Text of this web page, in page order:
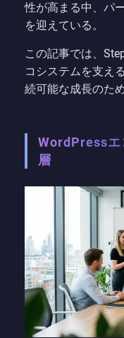
性が高まる中、パ
を迎えている。
この記事では、
コシステムを支え
続可能な成長のた
WordPressエ
層